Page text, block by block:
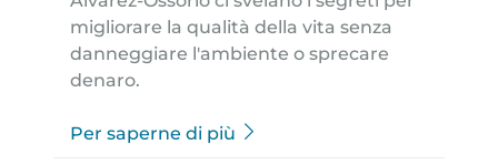
migliorare la qualità della vita senza
danneggiare l'ambiente o sprecare
denaro.
Per saperne di più